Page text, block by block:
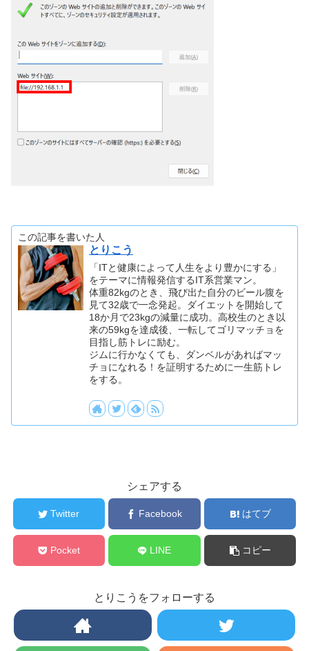
この記事を書いた人
とりこう
「ITと健康によって人生をより豊かにする」
をテーマに情報発信するIT系営業マン。
体重82kgのとき、飛び出た自分のビール腹を
見て32歳で一念発起。ダイエットを開始して
18か月で23kgの減量に成功。高校生のとき以
来の59kgを達成後、一転してゴリマッチョを
目指し筋トレに励む。
ジムに行かなくても、ダンベルがあればマッ
チョになれる！を証明するために一生筋トレ
をする。
シェアする
Twitter Facebook はてブ
Pocket LINE コピー
とりこうをフォローする